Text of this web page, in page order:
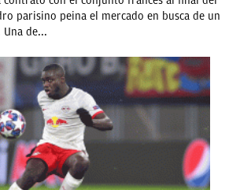
parisino peina el mercado en busca de un
de...